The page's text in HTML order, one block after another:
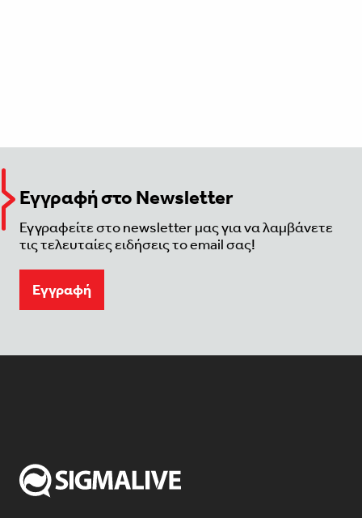
Εγγραφή στο Newsletter
Εγγραφείτε στο newsletter μας για να λαμβάνετε
τις τελευταίες ειδήσεις το email σας!
Eγγραφή